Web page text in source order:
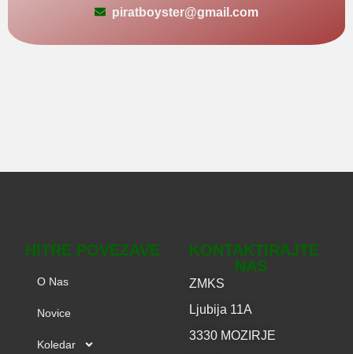
piratboyster@gmail.com
HITRE POVEZAVE
O Nas
Novice
Koledar
KONTAKTIRAJTE
NAS
ZMKS
Ljubija 11A
3330 MOZIRJE